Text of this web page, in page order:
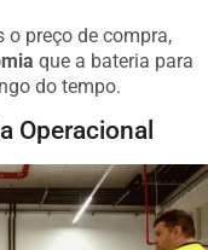
preço de compra,
que a bateria para
do tempo.
Operacional